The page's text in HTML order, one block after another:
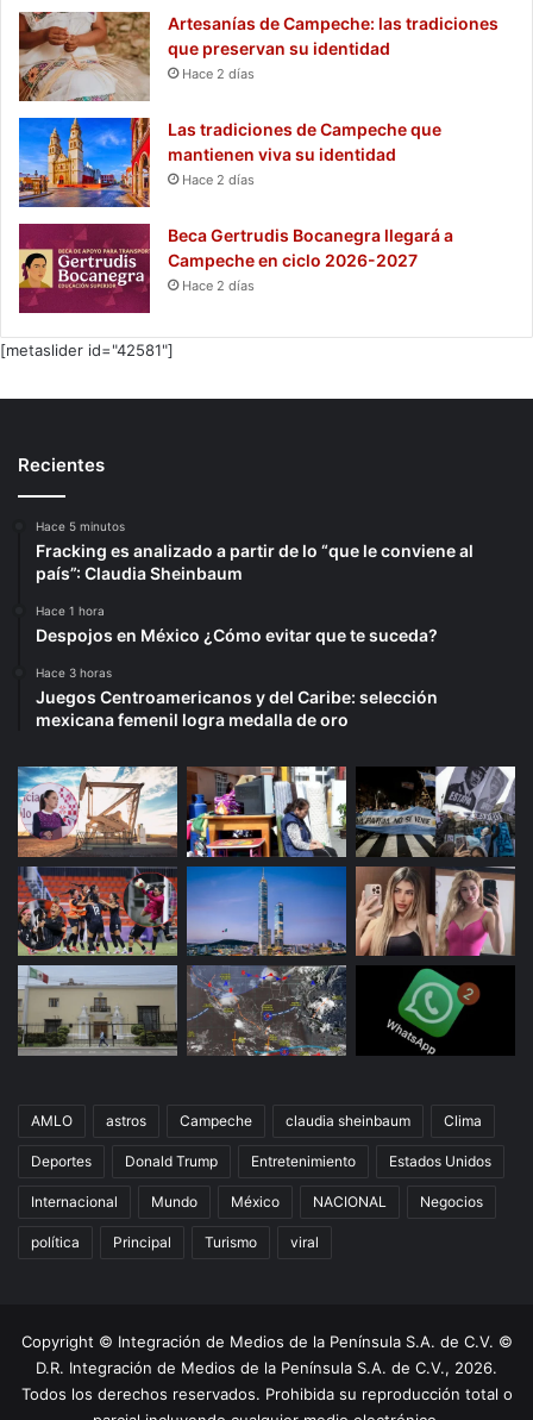
Artesanías de Campeche: las tradiciones
que preservan su identidad
Hace 2 días
Las tradiciones de Campeche que
mantienen viva su identidad
Hace 2 días
Beca Gertrudis Bocanegra llegará a
Campeche en ciclo 2026-2027
Hace 2 días
[metaslider id="42581"]
Recientes
Hace 5 minutos
Fracking es analizado a partir de lo “que le conviene al
país”: Claudia Sheinbaum
Hace 1 hora
Despojos en México ¿Cómo evitar que te suceda?
Hace 3 horas
Juegos Centroamericanos y del Caribe: selección
mexicana femenil logra medalla de oro
AMLO astros Campeche claudia sheinbaum Clima
Deportes Donald Trump Entretenimiento Estados Unidos
Internacional Mundo México NACIONAL Negocios
política Principal Turismo viral
Copyright © Integración de Medios de la Península S.A. de C.V. ©
D.R. Integración de Medios de la Península S.A. de C.V., 2026.
Todos los derechos reservados. Prohibida su reproducción total o